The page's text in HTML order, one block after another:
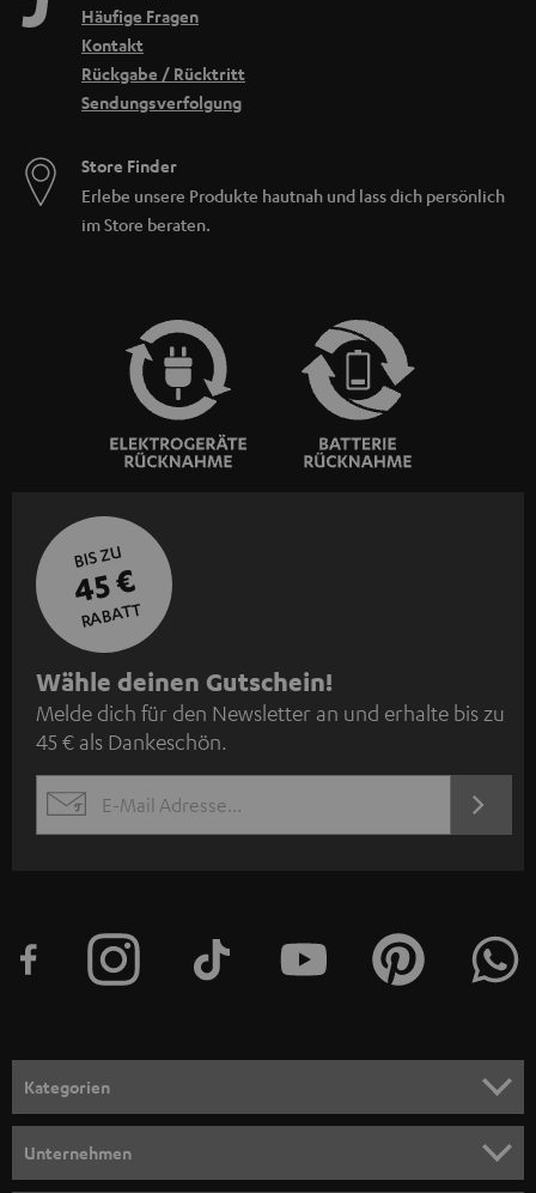
Häufige Fragen
Kontakt
Rückgabe / Rücktritt
Sendungsverfolgung
Store Finder
Erlebe unsere Produkte hautnah und lass dich persönlich
im Store beraten.
BIS ZU
45 €
RABATT
N
e
w
s
l
e
n
m
e
l
Wähle deinen Gutschein!
Melde dich für den Newsletter an und erhalte bis zu
45 € als Dankeschön.
EMAIL
JETZT
Kategorien
Unternehmen